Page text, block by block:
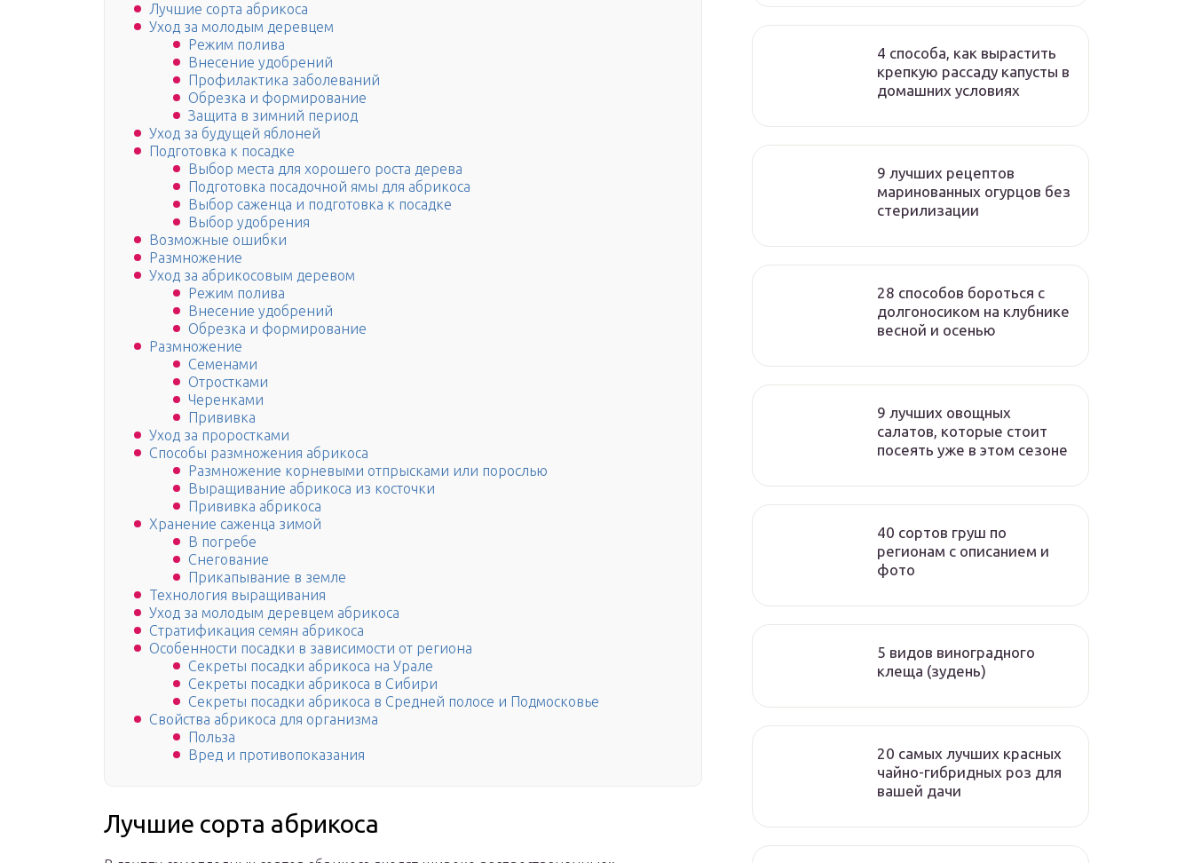
Лучшие сорта абрикоса
Уход за молодым деревцем
Режим полива
Внесение удобрений
Профилактика заболеваний
Обрезка и формирование
Защита в зимний период
Уход за будущей яблоней
Подготовка к посадке
Выбор места для хорошего роста дерева
Подготовка посадочной ямы для абрикоса
Выбор саженца и подготовка к посадке
Выбор удобрения
Возможные ошибки
Размножение
Уход за абрикосовым деревом
Режим полива
Внесение удобрений
Обрезка и формирование
Размножение
Семенами
Отростками
Черенками
Прививка
Уход за проростками
Способы размножения абрикоса
Размножение корневыми отпрысками или порослью
Выращивание абрикоса из косточки
Прививка абрикоса
Хранение саженца зимой
В погребе
Снегование
Прикапывание в земле
Технология выращивания
Уход за молодым деревцем абрикоса
Стратификация семян абрикоса
Особенности посадки в зависимости от региона
Секреты посадки абрикоса на Урале
Секреты посадки абрикоса в Сибири
Секреты посадки абрикоса в Средней полосе и Подмосковье
Свойства абрикоса для организма
Польза
Вред и противопоказания
Лучшие сорта абрикоса
4 способа, как вырастить
крепкую рассаду капусты в
домашних условиях
9 лучших рецептов
маринованных огурцов без
стерилизации
28 способов бороться с
долгоносиком на клубнике
весной и осенью
9 лучших овощных
салатов, которые стоит
посеять уже в этом сезоне
40 сортов груш по
регионам c описанием и
фото
5 видов виноградного
клеща (зудень)
20 самых лучших красных
чайно-гибридных роз для
вашей дачи